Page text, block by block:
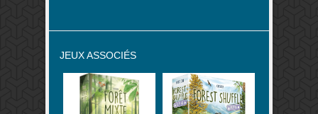
JEUX ASSOCIÉS